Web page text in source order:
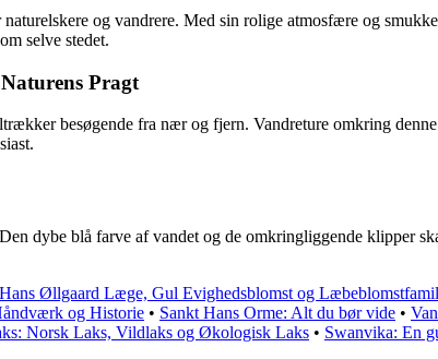
og vandrere. Med sin rolige atmosfære og
selve stedet.
Pragt
besøgende fra nær og fjern. Vandreture omkring
dybe blå farve af vandet og de omkringliggende klipper
Øllgaard Læge, Gul Evighedsblomst og
og Historie • Sankt Hans Orme: Alt du bør vide •
Norsk Laks, Vildlaks og Økologisk Laks • Swanvika: En